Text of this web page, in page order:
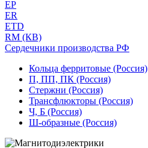
EP
ER
ETD
RM (КВ)
Сердечники производства РФ
Кольца ферритовые (Россия)
П, ПП, ПК (Россия)
Стержни (Россия)
Трансфлюкторы (Россия)
Ч, Б (Россия)
Ш-образные (Россия)